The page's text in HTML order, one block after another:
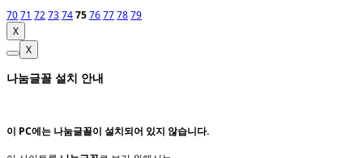
7071 7273747576777879
X
X
나눔글꼴 설치 안내
이 PC에는 나눔글꼴이 설치되어 있지 않습니다.